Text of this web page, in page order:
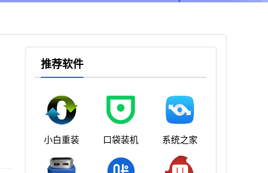
推荐软件
小白重装 口袋装机 系统之家